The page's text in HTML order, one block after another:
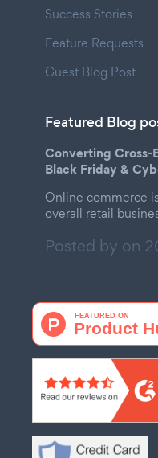
Success Stories
Feature Requests
Guest Blog Post
Featured Blog
Converting Cross-
Black Friday &
Online commerce
overall retail
Posted by on